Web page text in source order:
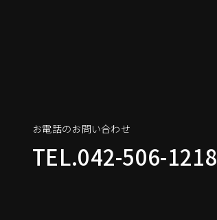
お電話のお問い合わせ
TEL.042-506-1218